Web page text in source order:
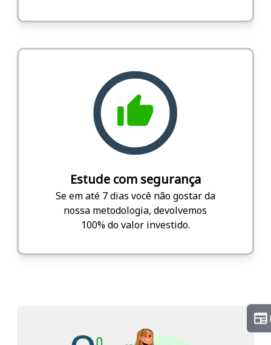
Estude com segurança
Se em até 7 dias você não gostar da
nossa metodologia, devolvemos
100% do valor investido.